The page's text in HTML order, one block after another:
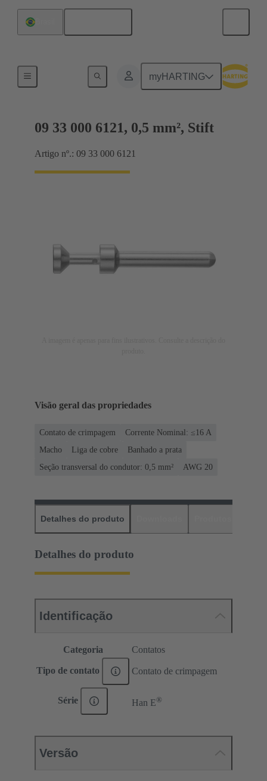
myHARTING
09 33 000 6121, 0,5 mm², Stift
Artigo nº.: 09 33 000 6121
Visão geral das propriedades
Contato de crimpagem
Corrente Nominal: ≤16 A
Macho
Liga de cobre
Banhado a prata
Seção transversal do condutor: 0,5 mm²
AWG 20
Detalhes do produto
Detalhes do produto
Identificação
Categoria Contatos
Tipo de contato Contato de crimpagem
Série Han E®
Versão